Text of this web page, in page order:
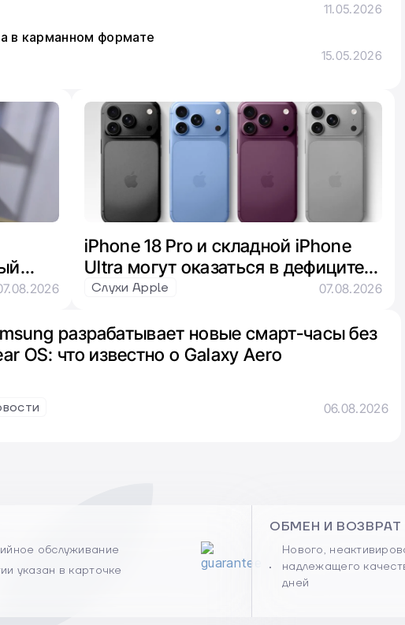
11.05.2026
в карманном формате
15.05.2026
iPhone 18 Pro и складной iPhone
Ultra могут оказаться в дефиците
из-за нехватки памяти
Слухи Apple 07.08.2026
разрабатывает новые смарт-часы без
OS: что известно о Galaxy Aero
06.08.2026
обслуживание
указан в карточке
ОБМЕН И ВОЗВРАТ
Нового,
надлежащего
дней